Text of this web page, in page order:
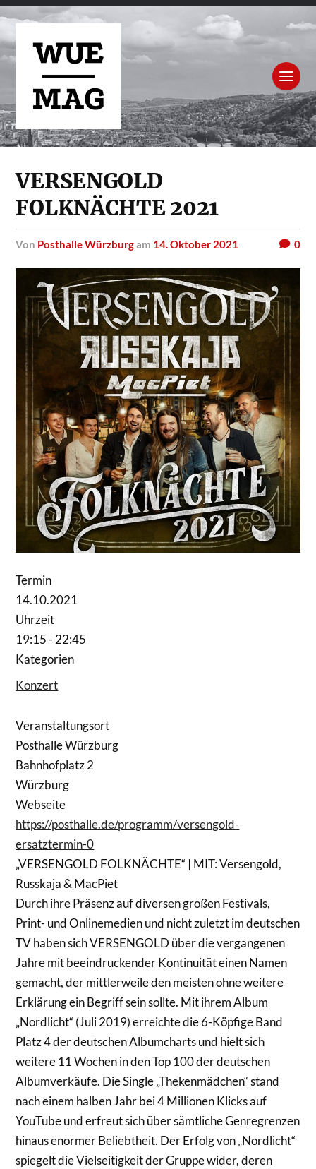
VERSENGOLD
FOLKNÄCHTE 2021
von Posthalle Würzburgam 14. Oktober 2021 0
Termin
14.10.2021
Uhrzeit
19:15 - 22:45
Kategorien
Konzert
Veranstaltungsort
Posthalle Würzburg
Bahnhofplatz 2
Würzburg
Webseite
https://posthalle.de/programm/versengold-
ersatztermin-0
„VERSENGOLD FOLKNÄCHTE“ | MIT: Versengold,
Russkaja & MacPiet
Durch ihre Präsenz auf diversen großen Festivals,
Print- und Onlinemedien und nicht zuletzt im deutschen
TV haben sich VERSENGOLD über die vergangenen
Jahre mit beeindruckender Kontinuität einen Namen
gemacht, der mittlerweile den meisten ohne weitere
Erklärung ein Begriff sein sollte. Mit ihrem Album
„Nordlicht“ (Juli 2019) erreichte die 6-Köpfige Band
Platz 4 der deutschen Albumcharts und hielt sich
weitere 11 Wochen in den Top 100 der deutschen
Albumverkäufe. Die Single „Thekenmädchen“ stand
nach einem halben Jahr bei 4 Millionen Klicks auf
YouTube und erfreut sich über sämtliche Genregrenzen
hinaus enormer Beliebtheit. Der Erfolg von „Nordlicht“
spiegelt die Vielseitigkeit der Gruppe wider, deren